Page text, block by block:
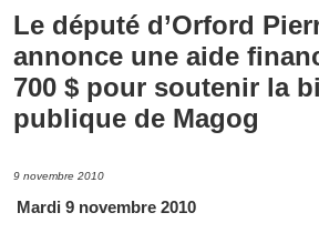
Le député d’Orford
annonce une aide
700 $ pour soutenir la
publique de Magog
9 novembre 2010
Mardi 9 novembre 2010